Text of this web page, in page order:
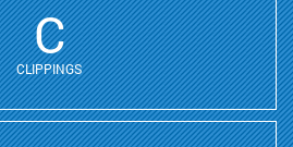
C
CLIPPINGS